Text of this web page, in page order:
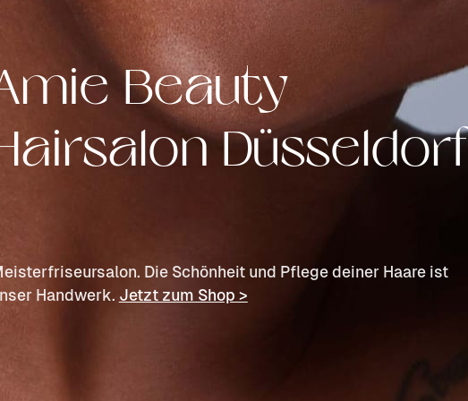
Beauty
Düsseldorf
Die Schönheit und Pflege deiner Haare ist
Handwerk. Jetzt zum Shop >